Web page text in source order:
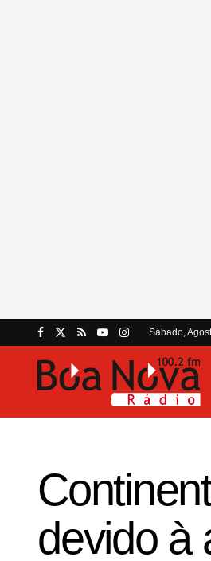
Sábado,
devido à